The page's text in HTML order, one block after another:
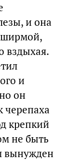
и она
ширмой,
вздыхая.
и
он
черепаха
крепкий
не быть
вынужден